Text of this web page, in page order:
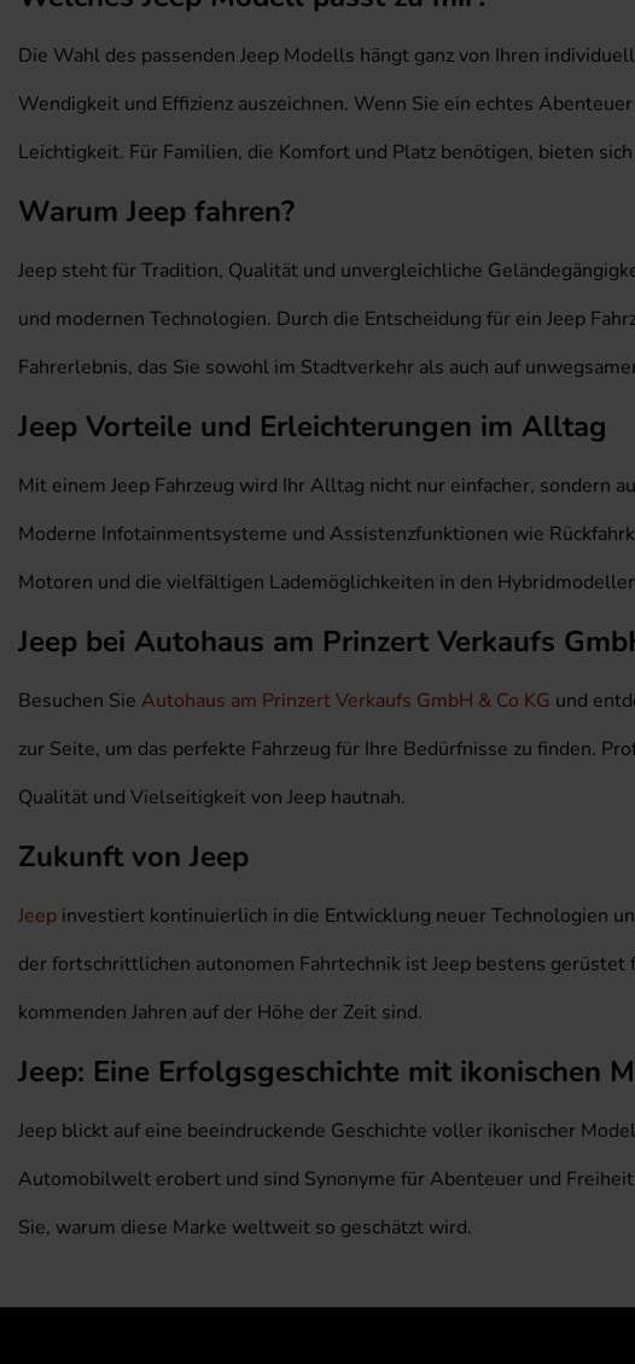
Die Wahl des passenden Jeep Modells hängt ganz von Ihren
Wendigkeit und Effizienz auszeichnen. Wenn Sie ein echtes
Leichtigkeit. Für Familien, die Komfort und Platz benötigen, bieten
Warum Jeep fahren?
Jeep steht für Tradition, Qualität und unvergleichliche
und modernen Technologien. Durch die Entscheidung für ein Jeep
Fahrerlebnis, das Sie sowohl im Stadtverkehr als auch auf
Jeep Vorteile und Erleichterungen im Alltag
Mit einem Jeep Fahrzeug wird Ihr Alltag nicht nur einfacher, sondern
Moderne Infotainmentsysteme und Assistenzfunktionen wie
Motoren und die vielfältigen Lademöglichkeiten in den
Jeep bei Autohaus am Prinzert Verkaufs
Besuchen Sie Autohaus am Prinzert Verkaufs GmbH & Co KG und
zur Seite, um das perfekte Fahrzeug für Ihre Bedürfnisse zu finden.
Qualität und Vielseitigkeit von Jeep hautnah.
Zukunft von Jeep
Jeep investiert kontinuierlich in die Entwicklung neuer Technologien
der fortschrittlichen autonomen Fahrtechnik ist Jeep bestens gerüstet
kommenden Jahren auf der Höhe der Zeit sind.
Jeep: Eine Erfolgsgeschichte mit ikonischen
Jeep blickt auf eine beeindruckende Geschichte voller ikonischer
Automobilwelt erobert und sind Synonyme für Abenteuer und
Sie, warum diese Marke weltweit so geschätzt wird.